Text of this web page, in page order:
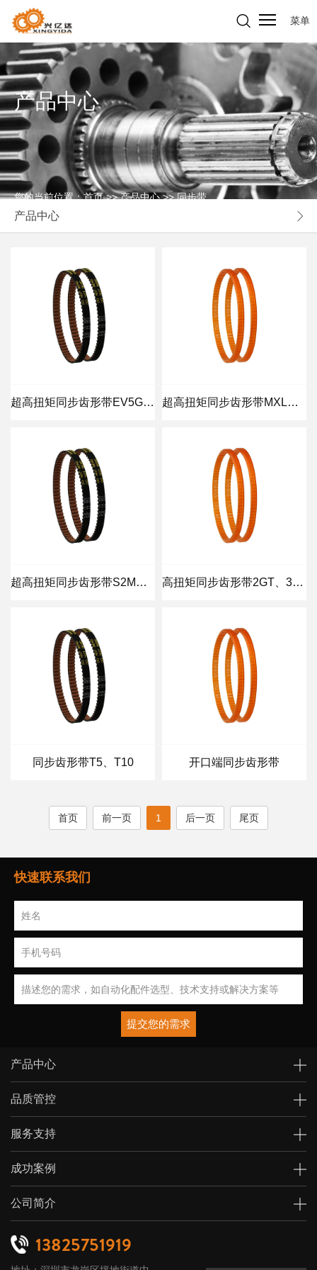
菜单
产品中心
您的当前位置：首页>>产品中心>>同步带
产品中心
超高扭矩同步齿形带EV5GT、EV8YU 超高扭矩同步齿形带MXL、XL、L、H
超高扭矩同步齿形带S2M、S3M、S5M、S8M 高扭矩同步齿形带2GT、3GT
同步齿形带T5、T10 开口端同步齿形带
首页 前一页 1 后一页 尾页
快速联系我们
提交您的需求
产品中心
品质管控
服务支持
成功案例
公司简介
13825751919